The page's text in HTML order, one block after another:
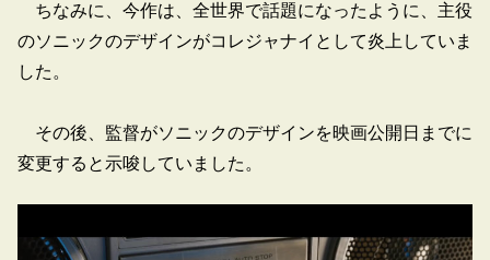
ちなみに、今作は、全世界で話題になったように、主役
のソニックのデザインがコレジャナイとして炎上していま
した。
その後、監督がソニックのデザインを映画公開日までに
変更すると示唆していました。